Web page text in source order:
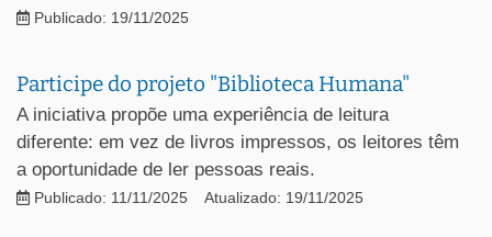
Publicado: 19/11/2025
Participe do projeto "Biblioteca Humana"
A iniciativa propõe uma experiência de leitura
diferente: em vez de livros impressos, os leitores têm
a oportunidade de ler pessoas reais.
Publicado: 11/11/2025 Atualizado: 19/11/2025